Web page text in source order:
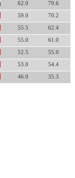
62.0 79.6
59.0 70.2
55.5 62.4
55.0 61.0
52.5 55.0
53.0 54.4
46.0 35.3